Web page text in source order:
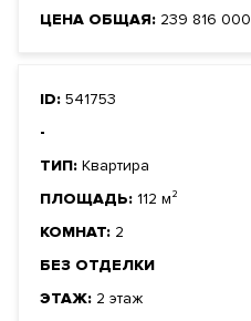
ЦЕНА ОБЩАЯ: 239 816 000
ID: 541753
-
ТИП: Квартира
ПЛОЩАДЬ: 112 м²
КОМНАТ: 2
БЕЗ ОТДЕЛКИ
ЭТАЖ: 2 этаж